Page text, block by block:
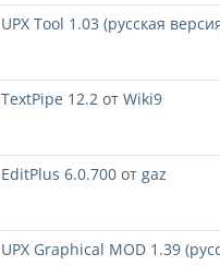
UPX Tool 1.03 (русская
TextPipe 12.2 от Wiki9
EditPlus 6.0.700 от gaz
UPX Graphical MOD 1.39